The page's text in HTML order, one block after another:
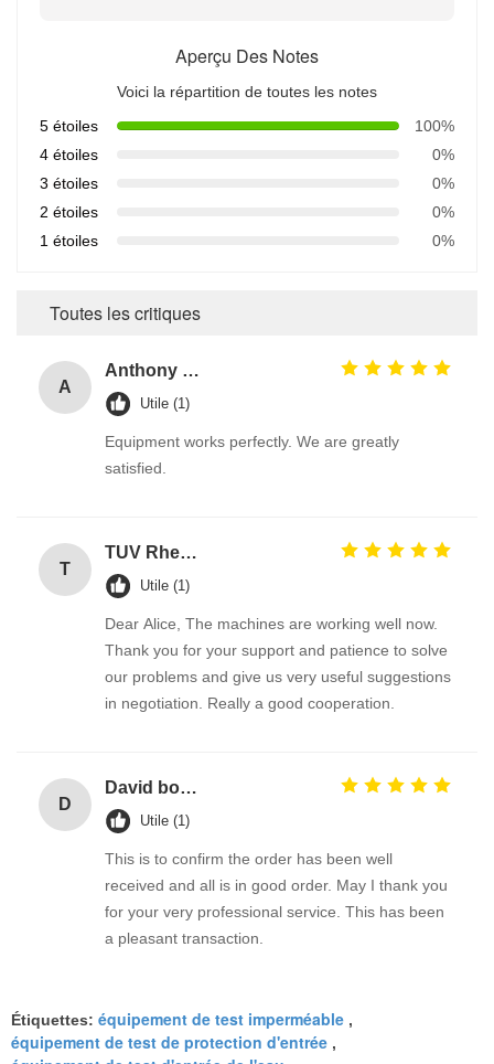
Aperçu Des Notes
Voici la répartition de toutes les notes
5 étoiles
100%
4 étoiles
0%
3 étoiles
0%
2 étoiles
0%
1 étoiles
0%
Toutes les critiques
A
Anthony Nikitin
Utile (1)
Equipment works perfectly. We are greatly
satisfied.
T
TUV Rheinland
Utile (1)
Dear Alice, The machines are working well now.
Thank you for your support and patience to solve
our problems and give us very useful suggestions
in negotiation. Really a good cooperation.
D
David borland
Utile (1)
This is to confirm the order has been well
received and all is in good order. May I thank you
for your very professional service. This has been
a pleasant transaction.
Étiquettes: équipement de test imperméable ,
équipement de test de protection d'entrée ,